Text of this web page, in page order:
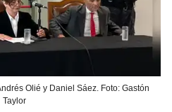
Olié y Daniel Sáez. Foto: Gastón
Taylor